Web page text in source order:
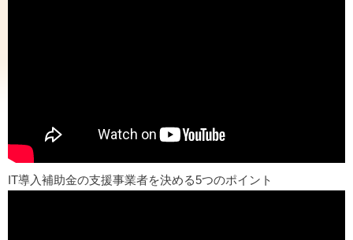
IT導入補助金の支援事業者を決める5つのポイント